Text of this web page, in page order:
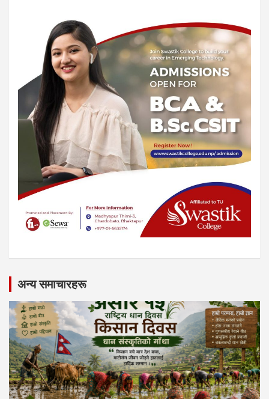
अन्य समाचारहरू